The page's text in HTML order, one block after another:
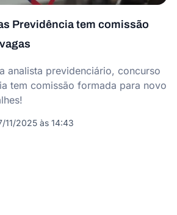
Previdência tem comissão
analista previdenciário, concurso
tem comissão formada para novo
11/2025 às 14:43